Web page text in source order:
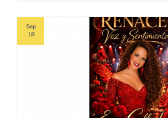
Sep
18